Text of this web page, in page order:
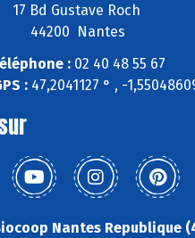
17 Bd Gustave Roch
44200 Nantes
:02 40 48 55 67
:47,2041127 ° , -
Nantes Republique